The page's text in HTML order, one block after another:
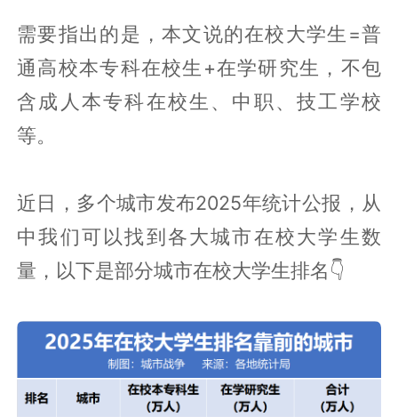
需要指出的是，本文说的在校大学生=普
通高校本专科在校生+在学研究生，不包
含成人本专科在校生、中职、技工学校
等。
近日，多个城市发布2025年统计公报，从
中我们可以找到各大城市在校大学生数
量，以下是部分城市在校大学生排名👇